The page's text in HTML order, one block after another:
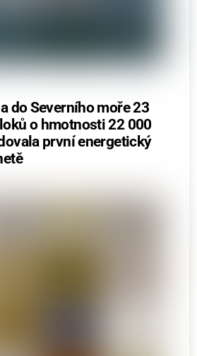
do Severního moře 23
o hmotnosti 22 000
první energetický